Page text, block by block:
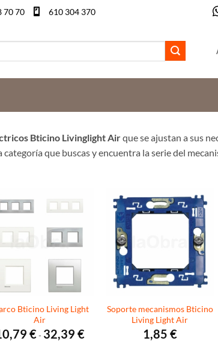
70 70 610 304 370
Bticino Livinglight Airque se ajustan a sus
que buscas y encuentra la serie del
Bticino Living Light
Air
€ - 32,39 €Rango
Soporte mecanismos Bticino
Living Light Air
1,85 €